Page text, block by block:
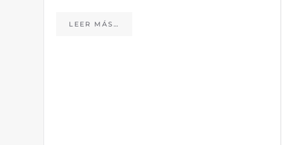
LEER MÁS…